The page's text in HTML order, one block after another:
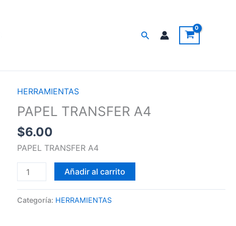
Buscar
HERRAMIENTAS
PAPEL TRANSFER A4
$6.00
PAPEL TRANSFER A4
PAPEL
TRANSFER
cantidad
Añadir al carrito
Categoría: HERRAMIENTAS